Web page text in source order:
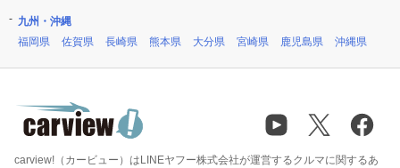
九州・沖縄
福岡県
佐賀県 長崎県 熊本県 大分県 宮崎県 鹿児島県 沖縄県
carview!（カービュー）はLINEヤフー株式会社が運営するクルマに関するあ